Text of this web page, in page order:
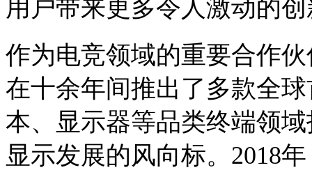
用户带来更多令人激动的
作为电竞领域的重要合作
在十余年间推出了多款全
本、显示器等品类终端领
显示发展的风向标。2018